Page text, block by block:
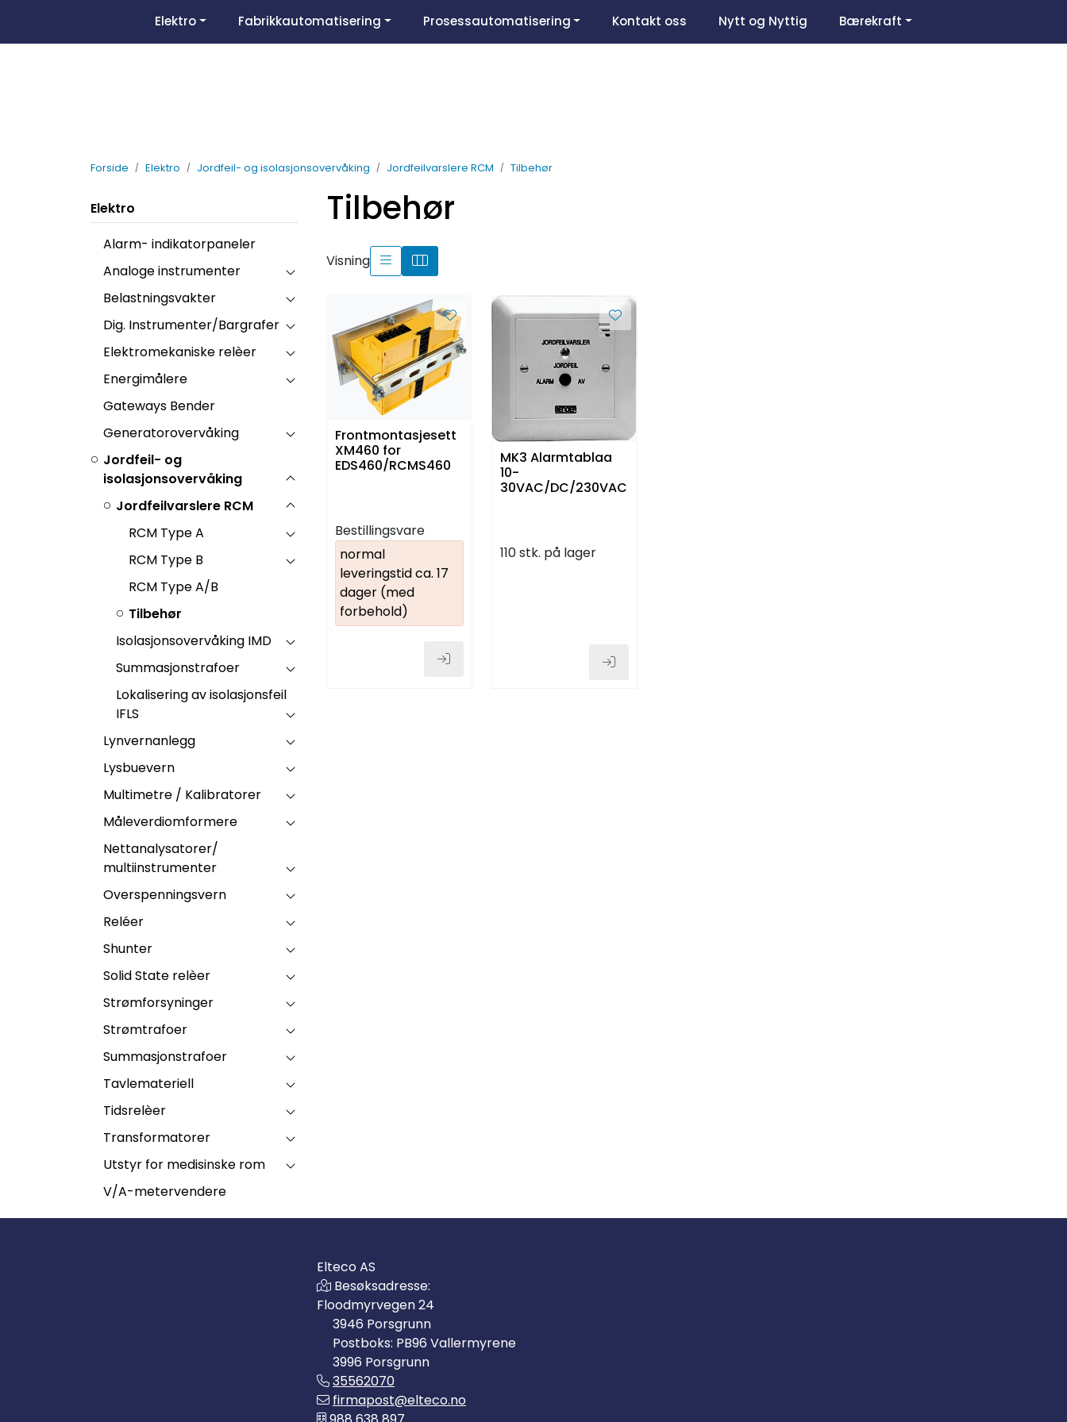
Om oss Favoritter
Elektro Fabrikkautomatisering Prosessautomatisering Kontakt oss Nytt og Nyttig Bærekraft
Forside Elektro Jordfeil- og isolasjonsovervåking Jordfeilvarslere RCM Tilbehør
Elektro
Alarm- indikatorpaneler
Analoge instrumenter
Belastningsvakter
Dig. Instrumenter/Bargrafer
Elektromekaniske relèer
Energimålere
Gateways Bender
Generatorovervåking
Jordfeil- og
isolasjonsovervåking
Jordfeilvarslere RCM
RCM Type A
RCM Type B
RCM Type A/B
Tilbehør
Isolasjonsovervåking IMD
Summasjonstrafoer
Lokalisering av isolasjonsfeil
IFLS
Lynvernanlegg
Lysbuevern
Multimetre / Kalibratorer
Måleverdiomformere
Nettanalysatorer/
multiinstrumenter
Overspenningsvern
Reléer
Shunter
Solid State relèer
Strømforsyninger
Strømtrafoer
Summasjonstrafoer
Tavlemateriell
Tidsrelèer
Transformatorer
Utstyr for medisinske rom
V/A-metervendere
Tilbehør
Visning
Frontmontasjesett
XM460 for
EDS460/RCMS460
Bestillingsvare
normal
leveringstid ca. 17
dager (med
forbehold)
MK3 Alarmtablaa
10-
30VAC/DC/230VAC
110 stk. på lager
Elteco AS
Besøksadresse:
Floodmyrvegen 24
3946 Porsgrunn
Postboks: PB96 Vallermyrene
3996 Porsgrunn
35562070
firmapost@elteco.no